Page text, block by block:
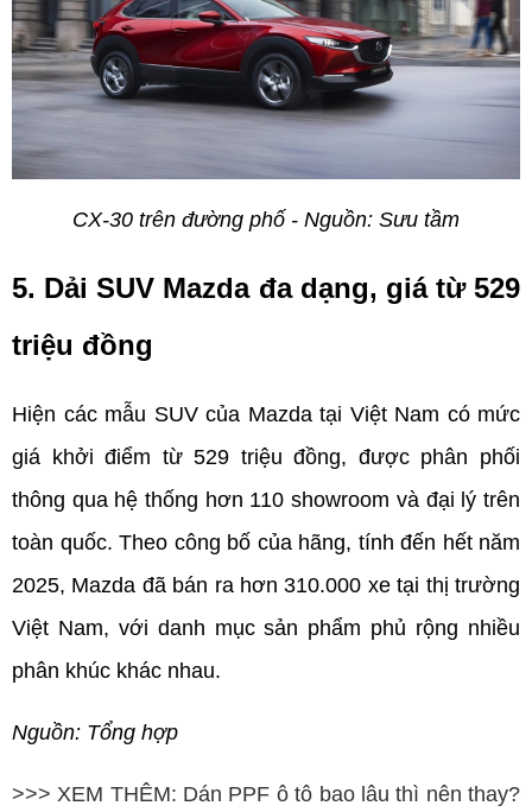
CX-30 trên đường phố - Nguồn: Sưu tầm
5. Dải SUV Mazda đa dạng, giá từ 529
triệu đồng
Hiện các mẫu SUV của Mazda tại Việt Nam có mức
giá khởi điểm từ 529 triệu đồng, được phân phối
thông qua hệ thống hơn 110 showroom và đại lý trên
toàn quốc. Theo công bố của hãng, tính đến hết năm
2025, Mazda đã bán ra hơn 310.000 xe tại thị trường
Việt Nam, với danh mục sản phẩm phủ rộng nhiều
phân khúc khác nhau.
Nguồn: Tổng hợp
>>> XEM THÊM: Dán PPF ô tô bao lâu thì nên thay?